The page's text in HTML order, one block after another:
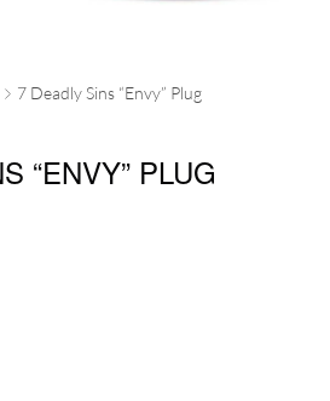
7 Deadly Sins “Envy” Plug
“ENVY” PLUG